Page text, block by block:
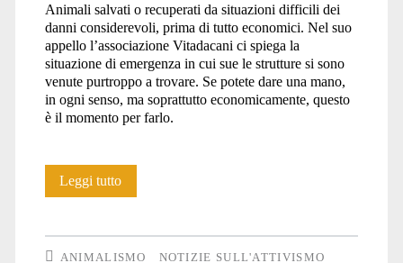
Animali salvati o recuperati da situazioni difficili dei
danni considerevoli, prima di tutto economici. Nel suo
appello l’associazione Vitadacani ci spiega la
situazione di emergenza in cui sue le strutture si sono
venute purtroppo a trovare. Se potete dare una mano,
in ogni senso, ma soprattutto economicamente, questo
è il momento per farlo.
Leggi tuttoVitadacani
ANIMALISMO NOTIZIE SULL'ATTIVISMO